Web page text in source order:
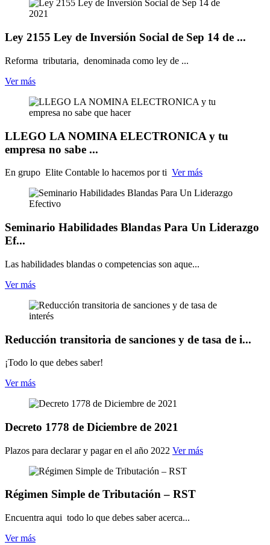
Ley 2155 Ley de Inversión Social de Sep 14 de ...
Reforma tributaria, denominada como ley de ...
Ver más
LLEGO LA NOMINA ELECTRONICA y tu
empresa no sabe ...
En grupo Elite Contable lo hacemos por ti Ver más
Seminario Habilidades Blandas Para Un Liderazgo
Ef...
Las habilidades blandas o competencias son aque...
Ver más
Reducción transitoria de sanciones y de tasa de i...
¡Todo lo que debes saber!
Ver más
Decreto 1778 de Diciembre de 2021
Plazos para declarar y pagar en el año 2022 Ver más
Régimen Simple de Tributación – RST
Encuentra aqui todo lo que debes saber acerca...
Ver más